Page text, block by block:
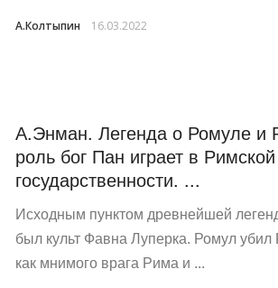
А.Колтыпин 16.03.2022
А.Энман. Легенда о Ромуле и
роль бог Пан играет в Римской
государственности. ...
Исход­ным пунк­том древ­ней­шей
был культ Фав­на Лупер­ка. Ромул
как мнимого врага Рима и ...